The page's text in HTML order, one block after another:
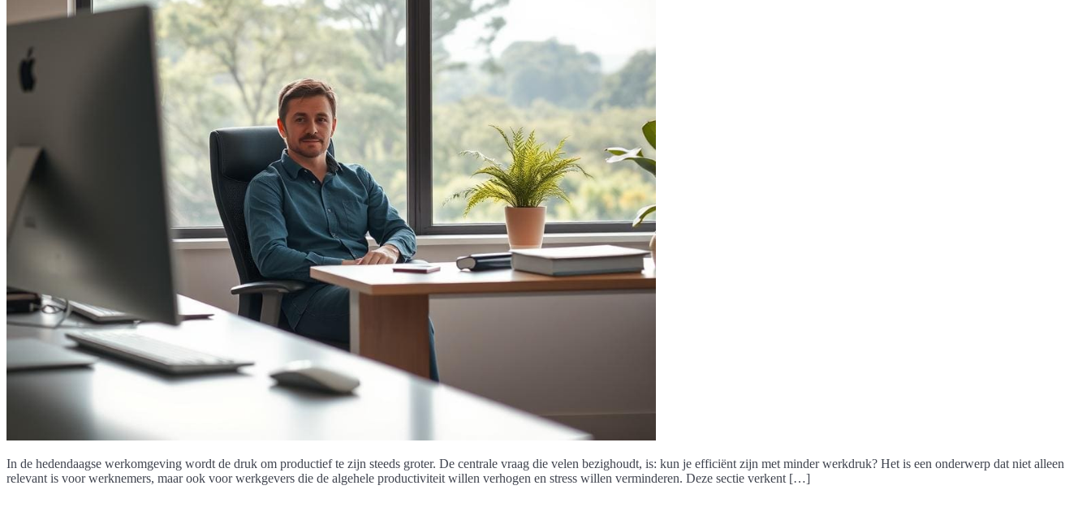
In de hedendaagse werkomgeving wordt de druk om productief te zijn steeds groter. De centrale vraag die velen bezighoudt, is: kun je efficiënt zijn met minder werkdruk? Het is een onderwerp dat niet alleen
relevant is voor werknemers, maar ook voor werkgevers die de algehele productiviteit willen verhogen en stress willen verminderen. Deze sectie verkent […]